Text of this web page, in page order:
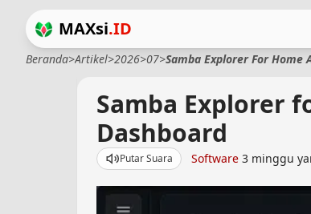
MAXsi.ID
Beranda>Artikel>2026>07>Samba Explorer For Home
Samba Explorer
Dashboard
Putar Suara Software 3 minggu